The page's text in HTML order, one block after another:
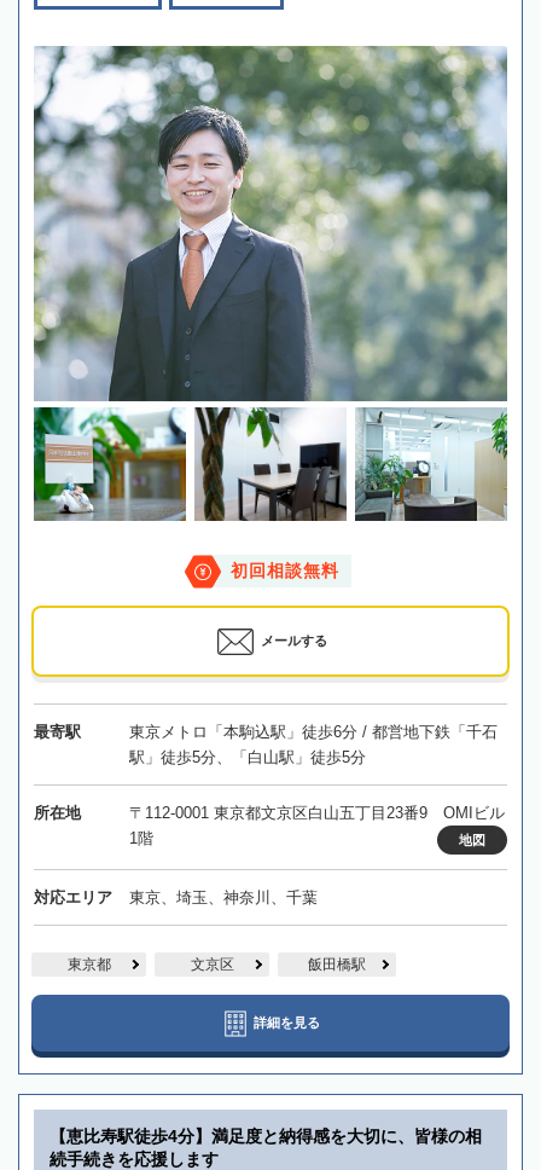
初回相談無料
メールする
最寄駅
東京メトロ「本駒込駅」徒歩6分 / 都営地下鉄「千石
駅」徒歩5分、「白山駅」徒歩5分
所在地
〒112-0001 東京都文京区白山五丁目23番9 OMIビル
1階
地図
対応エリア 東京、埼玉、神奈川、千葉
東京都 文京区 飯田橋駅
詳細を見る
【恵比寿駅徒歩4分】満足度と納得感を大切に、皆様の相
続手続きを応援します